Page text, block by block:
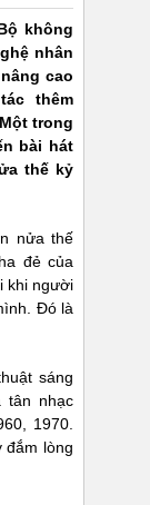
không
nhân
cao
thêm
trong
bài hát
thế kỷ
nửa thế
đẻ của
khi người
Đó là
sáng
tân nhạc
1970.
đắm lòng